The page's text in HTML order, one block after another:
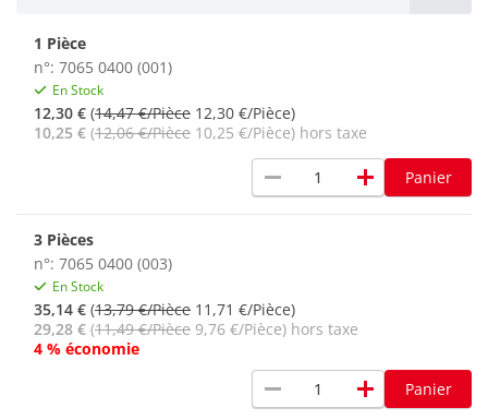
1 Pièce
n°: 7065 0400 (001)
En Stock
12,30 € (14,47 €/Pièce 12,30 €/Pièce)
10,25 € (12,06 €/Pièce 10,25 €/Pièce) hors taxe
remove add Panier
3 Pièces
n°: 7065 0400 (003)
En Stock
35,14 € (13,79 €/Pièce 11,71 €/Pièce)
29,28 € (11,49 €/Pièce 9,76 €/Pièce) hors taxe
4 % économie
remove add Panier